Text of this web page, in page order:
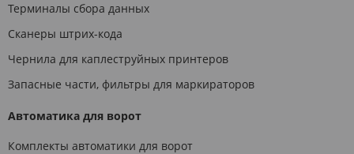
Терминалы сбора данных
Сканеры штрих-кода
Чернила для каплеструйных принтеров
Запасные части, фильтры для маркираторов
Автоматика для ворот
Комплекты автоматики для ворот